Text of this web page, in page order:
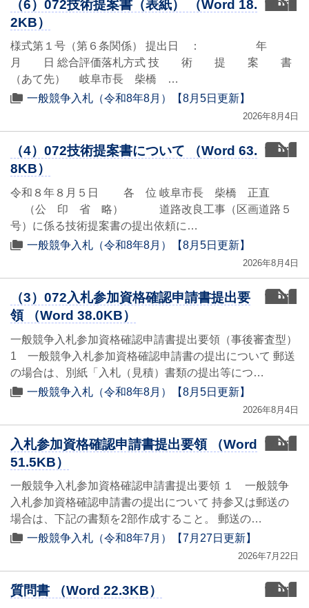
word
（6）072技術提案書（表紙） （Word 18.
2KB）
様式第１号（第６条関係） 提出日 ： 年
月 日 総合評価落札方式 技 術 提 案 書
（あて先） 岐阜市長 柴橋 …
一般競争入札（令和8年8月）【8月5日更新】
2026年8月4日
word
（4）072技術提案書について （Word 63.
8KB）
令和８年８月５日 各 位 岐阜市長 柴橋 正直
（公 印 省 略） 道路改良工事（区画道路５
号）に係る技術提案書の提出依頼に…
一般競争入札（令和8年8月）【8月5日更新】
2026年8月4日
word
（3）072入札参加資格確認申請書提出要
領 （Word 38.0KB）
一般競争入札参加資格確認申請書提出要領（事後審査型）
1 一般競争入札参加資格確認申請書の提出について 郵送
の場合は、別紙「入札（見積）書類の提出等につ…
一般競争入札（令和8年8月）【8月5日更新】
2026年8月4日
word
入札参加資格確認申請書提出要領 （Word
51.5KB）
一般競争入札参加資格確認申請書提出要領 １ 一般競争
入札参加資格確認申請書の提出について 持参又は郵送の
場合は、下記の書類を2部作成すること。 郵送の…
一般競争入札（令和8年7月）【7月27日更新】
2026年7月22日
word
質問書 （Word 22.3KB）